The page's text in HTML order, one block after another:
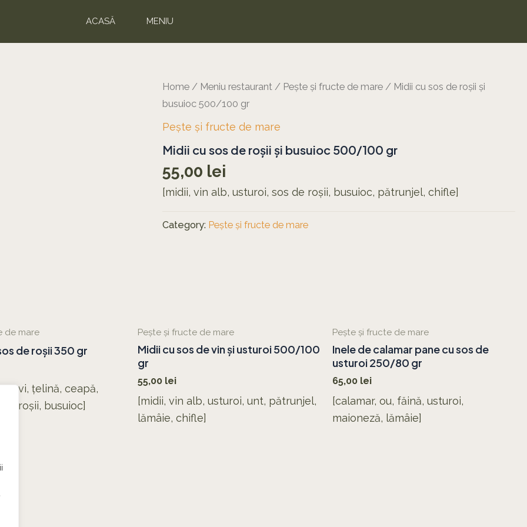
ACASĂ MENIU
Home / Meniu restaurant / Pește și fructe de mare / Midii cu sos de roșii și
busuioc 500/100 gr
Pește și fructe de mare
Midii cu sos de roșii și busuioc 500/100 gr
55,00 lei
[midii, vin alb, usturoi, sos de roșii, busuioc, pătrunjel, chifle]
Category: Pește și fructe de mare
de mare
de roșii 350 gr
țelină, ceapă,
de roșii, busuioc]
Pește și fructe de mare
Midii cu sos de vin și usturoi 500/100
gr
55,00 lei
[midii, vin alb, usturoi, unt, pătrunjel,
lămâie, chifle]
Pește și fructe de mare
Inele de calamar pane cu sos de
usturoi 250/80 gr
65,00 lei
[calamar, ou, făină, usturoi,
maioneză, lămâie]